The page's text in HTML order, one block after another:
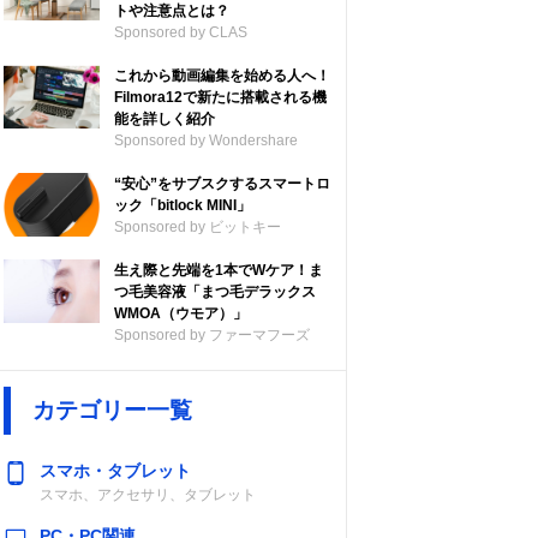
トや注意点とは？
Sponsored by CLAS
これから動画編集を始める人へ！
Filmora12で新たに搭載される機
能を詳しく紹介
Sponsored by Wondershare
“安心”をサブスクするスマートロ
ック「bitlock MINI」
Sponsored by ビットキー
生え際と先端を1本でWケア！ま
つ毛美容液「まつ毛デラックス
WMOA（ウモア）」
Sponsored by ファーマフーズ
カテゴリー一覧
スマホ・タブレット
スマホ、アクセサリ、タブレット